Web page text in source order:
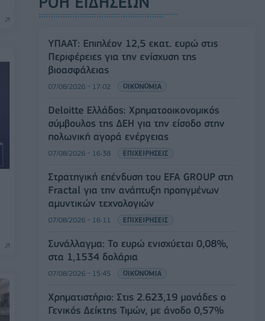
ΥΠΑΑΤ: Επιπλέον 12,5 εκατ. ευρώ στις
Περιφέρειες για την ενίσχυση της
βιοασφάλειας
07/08/2026 - 17:02 ΟΙΚΟΝΟΜΙΑ
Deloitte Ελλάδος: Χρηματοοικονομικός
σύμβουλος της ΔΕΗ για την είσοδο στην
πολωνική αγορά ενέργειας
07/08/2026 - 16:38 ΕΠΙΧΕΙΡΗΣΕΙΣ
Στρατηγική επένδυση του EFA GROUP στη
Fractal για την ανάπτυξη προηγμένων
αμυντικών τεχνολογιών
07/08/2026 - 16:11 ΕΠΙΧΕΙΡΗΣΕΙΣ
Συνάλλαγμα: Το ευρώ ενισχύεται 0,08%,
στα 1,1534 δολάρια
07/08/2026 - 15:45 ΟΙΚΟΝΟΜΙΑ
Χρηματιστήριο: Στις 2.623,19 μονάδες ο
Γενικός Δείκτης Τιμών, με άνοδο 0,57%